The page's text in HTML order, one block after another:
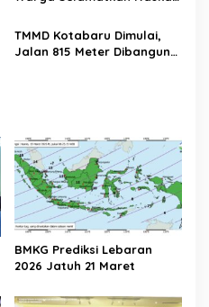
TMMD Kotabaru Dimulai,
Jalan 815 Meter Dibangun
BMKG Prediksi Lebaran
2026 Jatuh 21 Maret